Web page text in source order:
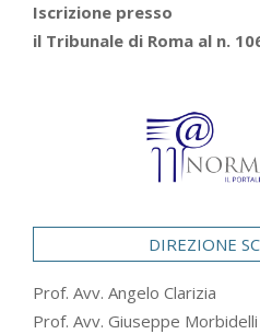
Iscrizione presso
il Tribunale di Roma al n.
DIREZIONE
Prof. Avv. Angelo Clarizia
Prof. Avv. Giuseppe Morbidelli